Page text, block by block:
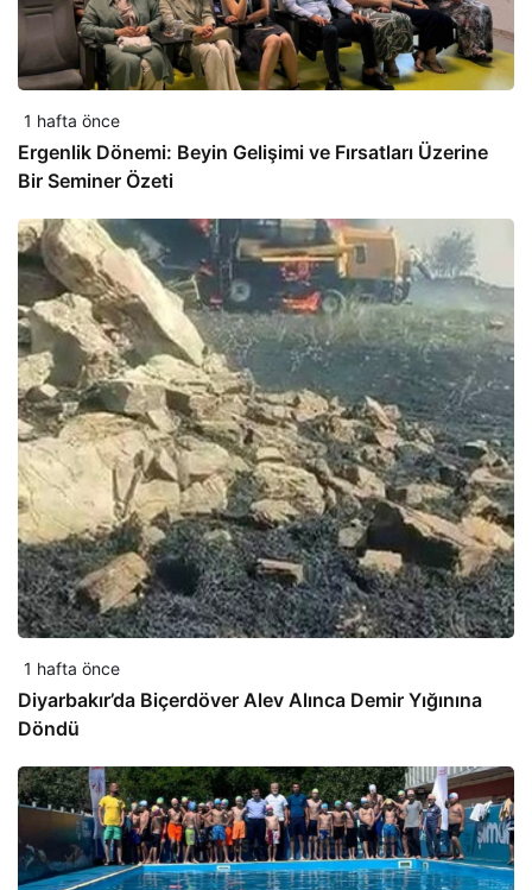
1 hafta önce
Ergenlik Dönemi: Beyin Gelişimi ve Fırsatları Üzerine
Bir Seminer Özeti
1 hafta önce
Diyarbakır’da Biçerdöver Alev Alınca Demir Yığınına
Döndü